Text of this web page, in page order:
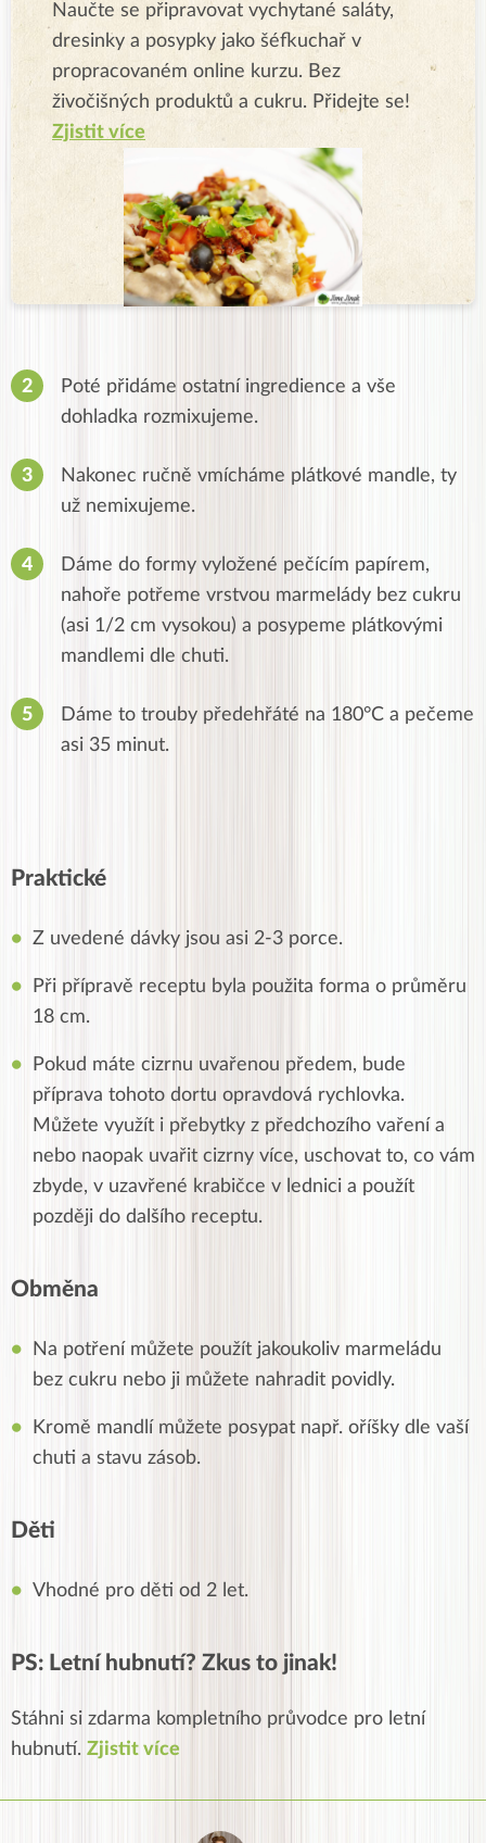
Naučte se připravovat vychytané saláty,
dresinky a posypky jako šéfkuchař v
propracovaném online kurzu. Bez
živočišných produktů a cukru. Přidejte se!
Zjistit více
Poté přidáme ostatní ingredience a vše
dohladka rozmixujeme.
Nakonec ručně vmícháme plátkové mandle, ty
už nemixujeme.
Dáme do formy vyložené pečícím papírem,
nahoře potřeme vrstvou marmelády bez cukru
(asi 1/2 cm vysokou) a posypeme plátkovými
mandlemi dle chuti.
Dáme to trouby předehřáté na 180°C a pečeme
asi 35 minut.
Praktické
Z uvedené dávky jsou asi 2-3 porce.
Při přípravě receptu byla použita forma o průměru
18 cm.
Pokud máte cizrnu uvařenou předem, bude
příprava tohoto dortu opravdová rychlovka.
Můžete využít i přebytky z předchozího vaření a
nebo naopak uvařit cizrny více, uschovat to, co vám
zbyde, v uzavřené krabičce v lednici a použít
později do dalšího receptu.
Obměna
Na potření můžete použít jakoukoliv marmeládu
bez cukru nebo ji můžete nahradit povidly.
Kromě mandlí můžete posypat např. oříšky dle vaší
chuti a stavu zásob.
Děti
Vhodné pro děti od 2 let.
PS: Letní hubnutí? Zkus to jinak!
Stáhni si zdarma kompletního průvodce pro letní
hubnutí. Zjistit více